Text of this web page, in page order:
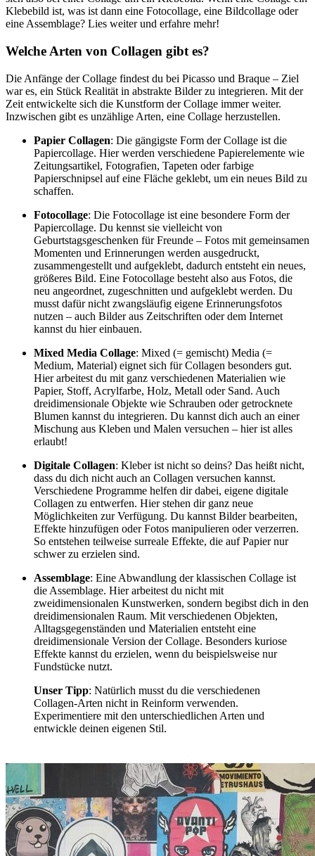
Klebebild ist, was ist dann eine Fotocollage, eine Bildcollage oder
eine Assemblage? Lies weiter und erfahre mehr!
Welche Arten von Collagen gibt es?
Die Anfänge der Collage findest du bei Picasso und Braque – Ziel
war es, ein Stück Realität in abstrakte Bilder zu integrieren. Mit der
Zeit entwickelte sich die Kunstform der Collage immer weiter.
Inzwischen gibt es unzählige Arten, eine Collage herzustellen.
Papier Collagen: Die gängigste Form der Collage ist die
Papiercollage. Hier werden verschiedene Papierelemente wie
Zeitungsartikel, Fotografien, Tapeten oder farbige
Papierschnipsel auf eine Fläche geklebt, um ein neues Bild zu
schaffen.
Fotocollage: Die Fotocollage ist eine besondere Form der
Papiercollage. Du kennst sie vielleicht von
Geburtstagsgeschenken für Freunde – Fotos mit gemeinsamen
Momenten und Erinnerungen werden ausgedruckt,
zusammengestellt und aufgeklebt, dadurch entsteht ein neues,
größeres Bild. Eine Fotocollage besteht also aus Fotos, die
neu angeordnet, zugeschnitten und aufgeklebt werden. Du
musst dafür nicht zwangsläufig eigene Erinnerungsfotos
nutzen – auch Bilder aus Zeitschriften oder dem Internet
kannst du hier einbauen.
Mixed Media Collage: Mixed (= gemischt) Media (=
Medium, Material) eignet sich für Collagen besonders gut.
Hier arbeitest du mit ganz verschiedenen Materialien wie
Papier, Stoff, Acrylfarbe, Holz, Metall oder Sand. Auch
dreidimensionale Objekte wie Schrauben oder getrocknete
Blumen kannst du integrieren. Du kannst dich auch an einer
Mischung aus Kleben und Malen versuchen – hier ist alles
erlaubt!
Digitale Collagen: Kleber ist nicht so deins? Das heißt nicht,
dass du dich nicht auch an Collagen versuchen kannst.
Verschiedene Programme helfen dir dabei, eigene digitale
Collagen zu entwerfen. Hier stehen dir ganz neue
Möglichkeiten zur Verfügung. Du kannst Bilder bearbeiten,
Effekte hinzufügen oder Fotos manipulieren oder verzerren.
So entstehen teilweise surreale Effekte, die auf Papier nur
schwer zu erzielen sind.
Assemblage: Eine Abwandlung der klassischen Collage ist
die Assemblage. Hier arbeitest du nicht mit
zweidimensionalen Kunstwerken, sondern begibst dich in den
dreidimensionalen Raum. Mit verschiedenen Objekten,
Alltagsgegenständen und Materialien entsteht eine
dreidimensionale Version der Collage. Besonders kuriose
Effekte kannst du erzielen, wenn du beispielsweise nur
Fundstücke nutzt.
Unser Tipp: Natürlich musst du die verschiedenen
Collagen-Arten nicht in Reinform verwenden.
Experimentiere mit den unterschiedlichen Arten und
entwickle deinen eigenen Stil.